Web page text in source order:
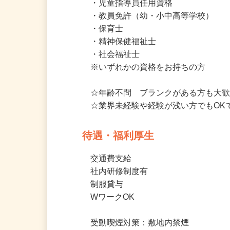
要普通免許（AT限定可）及び、下
・児童指導員任用資格
・教員免許（幼・小中高等学校）
・保育士
・精神保健福祉士
※いずれかの資格をお持ちの方
☆業界未経験や経験が浅い方でもOK
待遇・福利厚生
交通費支給
社内研修制度有
WワークOK